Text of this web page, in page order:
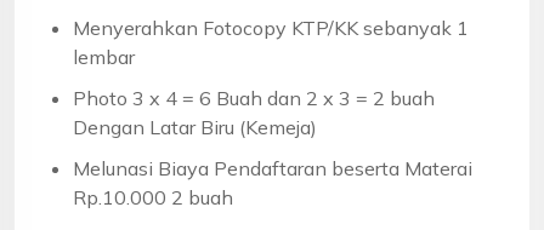
Menyerahkan Fotocopy KTP/KK sebanyak 1
lembar
Photo 3 x 4 = 6 Buah dan 2 x 3 = 2 buah
Dengan Latar Biru (Kemeja)
Melunasi Biaya Pendaftaran beserta Materai
Rp.10.000 2 buah